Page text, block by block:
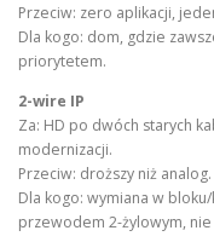
Przeciw: zero aplikacji,
Dla kogo: dom, gdzie
priorytetem.
2-wire IP
Za: HD po dwóch starych
modernizacji.
Przeciw: droższy niż analog.
Dla kogo: wymiana w
przewodem 2-żylowym, nie